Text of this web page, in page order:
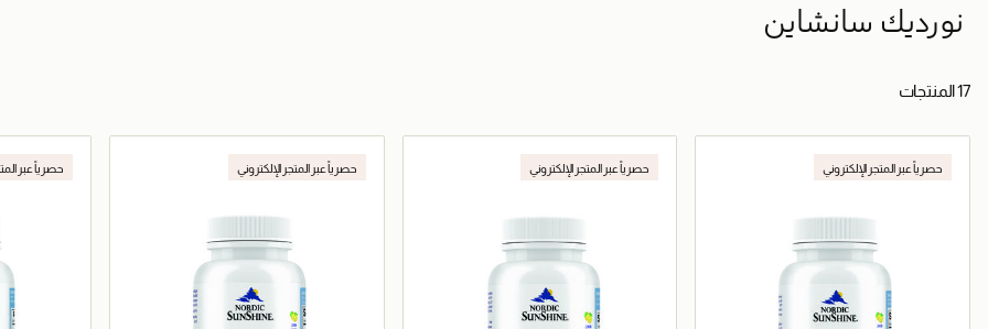
نورديك سانشاين
17 المنتجات
حصرياً عبر المتجر الإلكتروني حصرياً عبر المتجر الإلكتروني حصرياً عبر المتجر الإلكتروني حصرياً عبر